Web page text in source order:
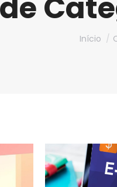
Você
Início